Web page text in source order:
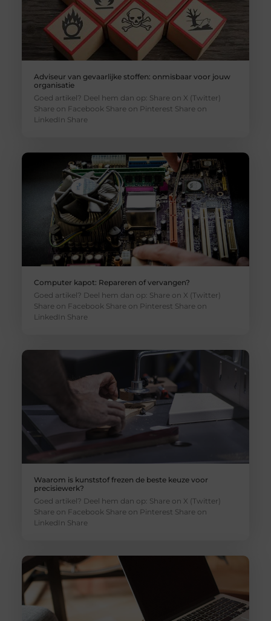
Adviseur van gevaarlijke stoffen: onmisbaar voor jouw
organisatie
Goed artikel? Deel hem dan op: Share on X (Twitter)
Share on Facebook Share on Pinterest Share on
LinkedIn Share
Computer kapot: Repareren of vervangen?
Goed artikel? Deel hem dan op: Share on X (Twitter)
Share on Facebook Share on Pinterest Share on
LinkedIn Share
Waarom is kunststof frezen de beste keuze voor
precisiewerk?
Goed artikel? Deel hem dan op: Share on X (Twitter)
Share on Facebook Share on Pinterest Share on
LinkedIn Share